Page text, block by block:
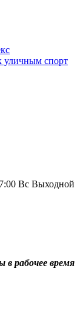
уличным спорт
Вс Выходной
рабочее время